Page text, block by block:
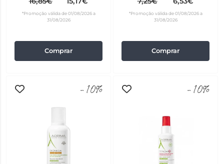
*Promoção válida de 01/08/2026 a
31/08/2026
Comprar
*Promoção válida de 01/08/2026 a
31/08/2026
Comprar
-10% -10%